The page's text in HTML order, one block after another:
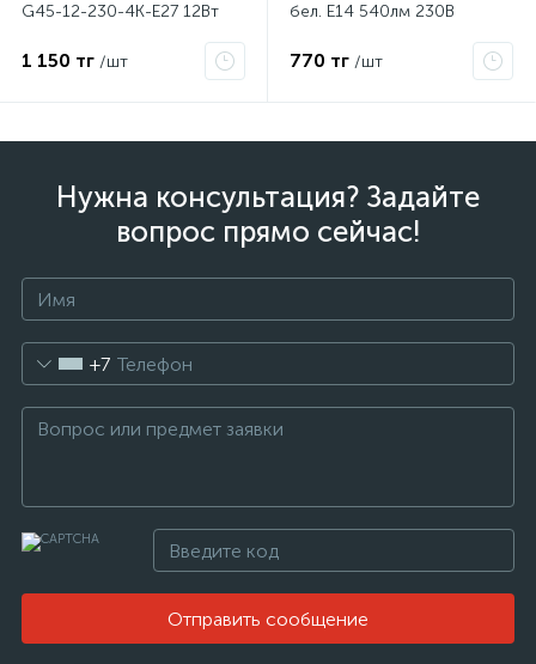
G45-12-230-4K-E27 12Вт
нейтр. бел. E27 1200лм
220-240В ОНЛАЙТ 80885
1 150 тг /шт
бел. E14 540лм 230В
770 тг /шт
Нужна консультация? Задайте
вопрос прямо сейчас!
+7
Отправить сообщение